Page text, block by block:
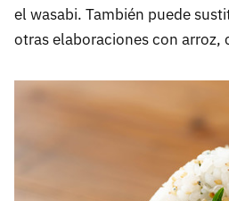
el wasabi. También puede
otras elaboraciones con arroz,